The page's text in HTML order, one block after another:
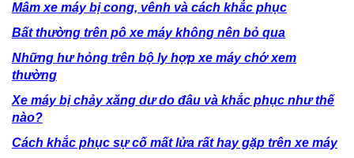
Mâm xe máy bị cong, vênh và cách khắc phục
Bất thường trên pô xe máy không nên bỏ qua
Những hư hỏng trên bộ ly hợp xe máy chớ xem
thường
Xe máy bị chảy xăng dư do đâu và khắc phục như thế
nào?
Cách khắc phục sự cố mất lửa rất hay gặp trên xe máy